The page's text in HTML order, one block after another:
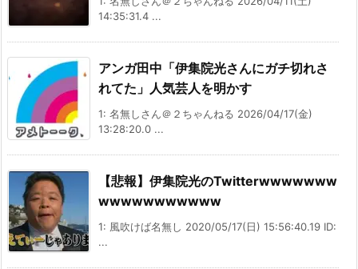
14:35:31.4 ...
アンガ田中「伊集院光さんにガチ切れさ
れてた」人気芸人を明かす
1: 名無しさん＠２ちゃんねる 2026/04/17(金)
13:28:20.0 ...
【悲報】伊集院光のTwitterwwwwwww
wwwwwwwwwww
1: 風吹けば名無し 2020/05/17(日) 15:56:40.19 ID:
...